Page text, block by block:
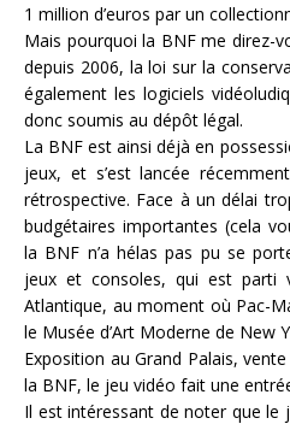
1 million d’euros par un
Mais pourquoi la BNF me direz-
depuis 2006, la loi sur la
également les logiciels
donc soumis au dépôt légal.
La BNF est ainsi déjà en
jeux, et s’est lancée
rétrospective. Face à un délai
budgétaires importantes (cela
la BNF n’a hélas pas pu se
jeux et consoles, qui est parti
Atlantique, au moment où Pac-
le Musée d’Art Moderne de New
Exposition au Grand Palais,
la BNF, le jeu vidéo fait une
Il est intéressant de noter que le